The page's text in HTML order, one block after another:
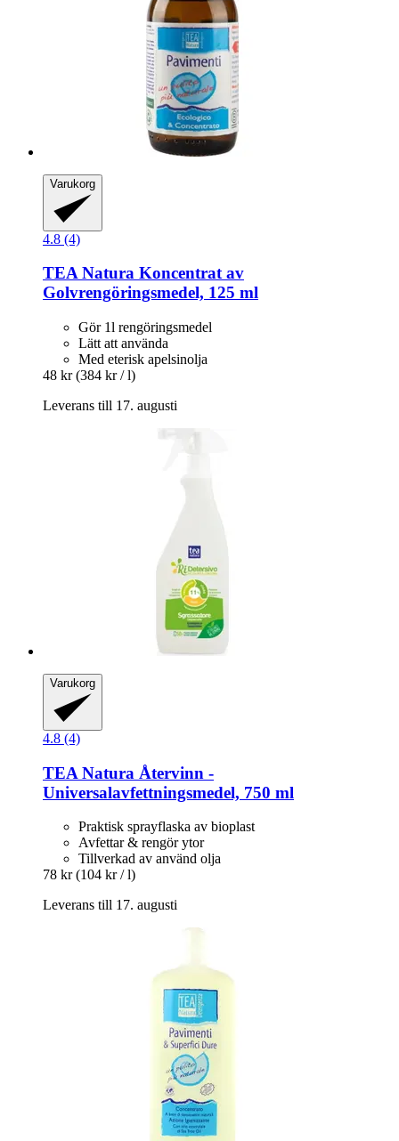
Varukorg
4.8 (4)
TEA Natura Koncentrat av
Golvrengöringsmedel, 125 ml
Gör 1l rengöringsmedel
Lätt att använda
Med eterisk apelsinolja
48 kr (384 kr / l)
Leverans till 17. augusti
Varukorg
4.8 (4)
TEA Natura Återvinn -​
Universalavfettningsmedel, 750 ml
Praktisk sprayflaska av bioplast
Avfettar & rengör ytor
Tillverkad av använd olja
78 kr (104 kr / l)
Leverans till 17. augusti